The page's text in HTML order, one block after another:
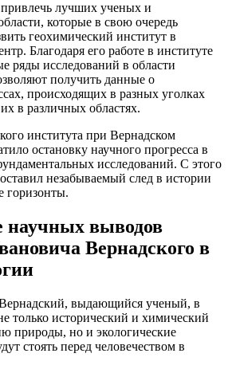
лучших ученых и
которые в свою очередь
геохимический институт в
Благодаря его работе в институте
ряды исследований в области
получить данные о
происходящих в разных уголках
в различных областях.
института при Вернадском
остановку научного прогресса в
исследований. С этого
незабываемый след в истории
горизонты.
научных выводов
Вернадского в
выдающийся ученый, в
только исторический и химический
природы, но и экологические
стоять перед человечеством в